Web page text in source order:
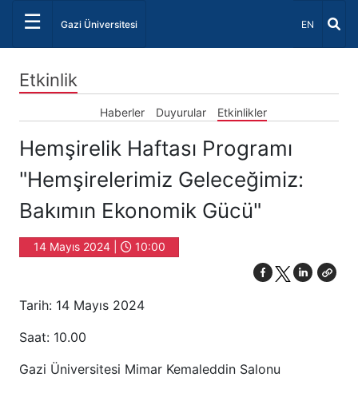
☰ Gazi Üniversitesi Dil Seçiniz
EN
Etkinlik
Haberler Duyurular Etkinlikler
Hemşirelik Haftası Programı
"Hemşirelerimiz Geleceğimiz:
Bakımın Ekonomik Gücü"
14 Mayıs 2024 | 10:00
Tarih: 14 Mayıs 2024
Saat: 10.00
Gazi Üniversitesi Mimar Kemaleddin Salonu